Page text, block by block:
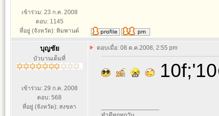
เข้าร่วม: 23 ก.ค. 2008
ตอบ: 1145
ที่อยู่ (จังหวัด): หิมพานต์
บุญชัย
บัวบานเต็มที่
เข้าร่วม: 29 ก.ค. 2008
ตอบ: 568
ที่อยู่ (จังหวัด): สงขลา
ตอบเมื่อ: 08 ต.ค.2008, 2:55 pm